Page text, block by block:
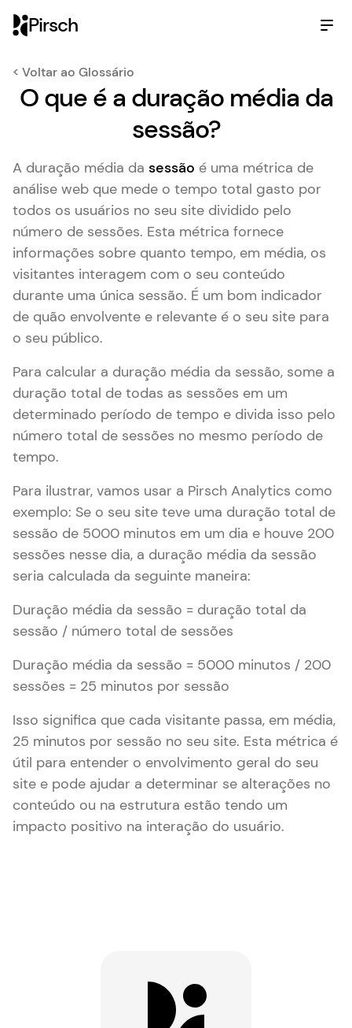
Pirsch
< Voltar ao Glossário
O que é a duração média da
sessão?
A duração média da sessão é uma métrica de
análise web que mede o tempo total gasto por
todos os usuários no seu site dividido pelo
número de sessões. Esta métrica fornece
informações sobre quanto tempo, em média, os
visitantes interagem com o seu conteúdo
durante uma única sessão. É um bom indicador
de quão envolvente e relevante é o seu site para
o seu público.
Para calcular a duração média da sessão, some a
duração total de todas as sessões em um
determinado período de tempo e divida isso pelo
número total de sessões no mesmo período de
tempo.
Para ilustrar, vamos usar a Pirsch Analytics como
exemplo: Se o seu site teve uma duração total de
sessão de 5000 minutos em um dia e houve 200
sessões nesse dia, a duração média da sessão
seria calculada da seguinte maneira:
Duração média da sessão = duração total da
sessão / número total de sessões
Duração média da sessão = 5000 minutos / 200
sessões = 25 minutos por sessão
Isso significa que cada visitante passa, em média,
25 minutos por sessão no seu site. Esta métrica é
útil para entender o envolvimento geral do seu
site e pode ajudar a determinar se alterações no
conteúdo ou na estrutura estão tendo um
impacto positivo na interação do usuário.